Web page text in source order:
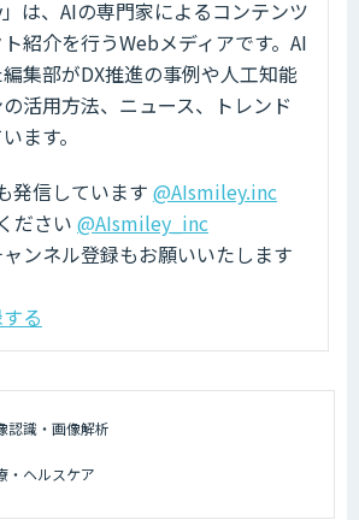
は、AIの専門家によるコンテンツ
紹介を行うWebメディアです。AI
集部がDX推進の事例や人工知能
活用方法、ニュース、トレンド
ます。
発信しています @AIsmiley.inc
ださい @AIsmiley_inc
ンネル登録もお願いいたします
る
認識・画像解析
・ヘルスケア